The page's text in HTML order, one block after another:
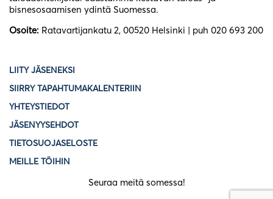
bisnesosaamisen ydintä Suomessa.
Osoite: Ratavartijankatu 2, 00520 Helsinki | puh 020 693 200
LIITY JÄSENEKSI
SIIRRY TAPAHTUMAKALENTERIIN
YHTEYSTIEDOT
JÄSENYYSEHDOT
TIETOSUOJASELOSTE
MEILLE TÖIHIN
Seuraa meitä somessa!